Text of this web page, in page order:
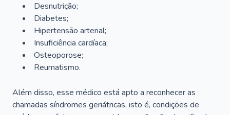
Desnutrição;
Diabetes;
Hipertensão arterial;
Insuficiência cardíaca;
Osteoporose;
Reumatismo.
Além disso, esse médico está apto a reconhecer as
chamadas síndromes geriátricas, isto é, condições de